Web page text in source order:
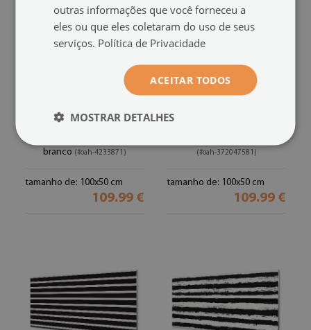
Pintura acrílica
branco (#oah-4233871)
tamanho de: 100x50 cm
109.99 €
(#oah-372047581)
tamanho de: 100x50 cm
109.99 €
outras informações que você forneceu a
eles ou que eles coletaram do uso de seus
serviços. Política de Privacidade
ACEITAR TODOS
MOSTRAR DETALHES